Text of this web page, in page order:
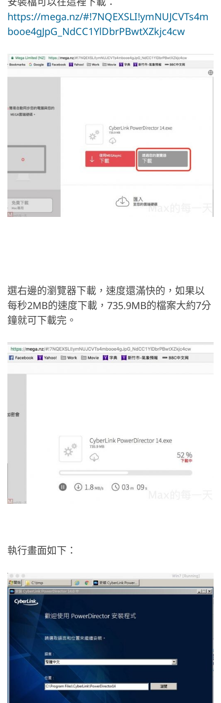
https://mega.nz/#!7NQEXSLI!ymNUJCVTs4m
booe4gJpG_NdCC1YlDbrPBwtXZkjc4cw
選右邊的瀏覽器下載，速度還滿快的，如果以
每秒2MB的速度下載，735.9MB的檔案大約7分
鐘就可下載完。
執行畫面如下：